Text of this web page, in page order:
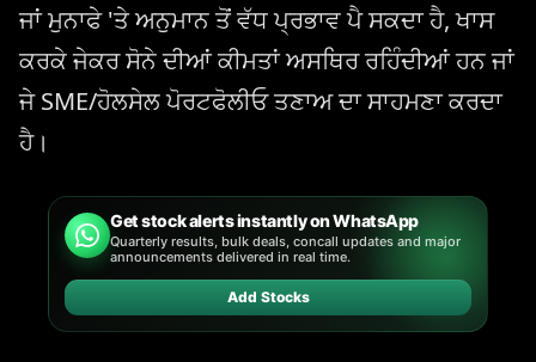
ਜਾਂ ਮੁਨਾਫੇ 'ਤੇ ਅਨੁਮਾਨ ਤੋਂ ਵੱਧ ਪ੍ਰਭਾਵ ਪੈ ਸਕਦਾ ਹੈ, ਖਾਸ
ਕਰਕੇ ਜੇਕਰ ਸੋਨੇ ਦੀਆਂ ਕੀਮਤਾਂ ਅਸਥਿਰ ਰਹਿੰਦੀਆਂ ਹਨ ਜਾਂ
ਜੇ SME/ਹੋਲਸੇਲ ਪੋਰਟਫੋਲੀਓ ਤਣਾਅ ਦਾ ਸਾਹਮਣਾ ਕਰਦਾ
ਹੈ।
Get stock alerts instantly on WhatsApp
Quarterly results, bulk deals, concall updates and major
announcements delivered in real time.
Add Stocks